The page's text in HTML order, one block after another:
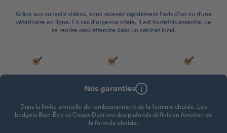
Grâce aux conseils vidéos, vous recevez rapidement l’avis d’un ou d'une
vétérinaire en ligne. En cas d’urgence vitale, il est toutefois essentiel de
se rendre sans attendre dans un cabinet local.
Nos garanties
Dans la limite annuelle de remboursement de la formule choisie. Les
budgets Bien-Être et Coups Durs ont des plafonds définis en fonction de
la formule choisie.